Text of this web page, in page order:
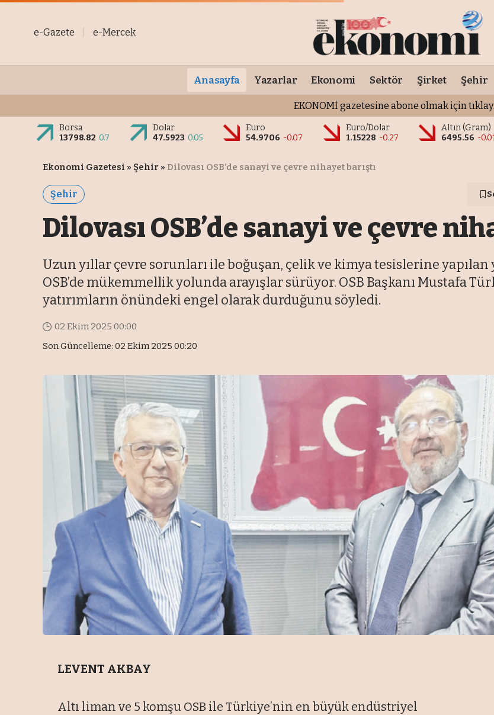
e-Gazete e-Mercek
Anasayfa Yazarlar Ekonomi Sektör Şirket Şehir
EKONOMİ gazetesine abone olmak için
Borsa
13798.82 0.7
Dolar
47.5923 0.05
Euro
54.9706 -0.07
Euro/Dolar
1.15228 -0.27
Altın (Gram)
6495.56 -
Ekonomi Gazetesi » Şehir » Dilovası OSB’de sanayi ve çevre nihayet barıştı
Şehir
Dilovası OSB’de sanayi ve çevre
Uzun yıllar çevre sorunları ile boğuşan, çelik ve kimya tesislerine yapılan
OSB’de mükemmellik yolunda arayışlar sürüyor. OSB Başkanı Mustafa
yatırımların önündeki engel olarak durduğunu söyledi.
Son Güncelleme: 02 Ekim 2025 00:20
02 Ekim 2025 00:00
LEVENT AKBAY
Altı liman ve 5 komşu OSB ile Türkiye’nin en büyük endüstriyel